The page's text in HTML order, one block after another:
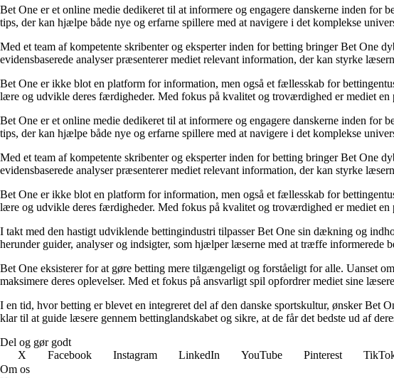
Bet One er et online medie dedikeret til at informere og engagere danskerne inden
tips, der kan hjælpe både nye og erfarne spillere med at navigere i det komplekse
Med et team af kompetente skribenter og eksperter inden for betting bringer Bet One
evidensbaserede analyser præsenterer mediet relevant information, der kan styrke
Bet One er ikke blot en platform for information, men også et fællesskab for
lære og udvikle deres færdigheder. Med fokus på kvalitet og troværdighed er mediet en
Bet One er et online medie dedikeret til at informere og engagere danskerne inden
tips, der kan hjælpe både nye og erfarne spillere med at navigere i det komplekse
Med et team af kompetente skribenter og eksperter inden for betting bringer Bet One
evidensbaserede analyser præsenterer mediet relevant information, der kan styrke
Bet One er ikke blot en platform for information, men også et fællesskab for
lære og udvikle deres færdigheder. Med fokus på kvalitet og troværdighed er mediet en
I takt med den hastigt udviklende bettingindustri tilpasser Bet One sin dækning og
herunder guider, analyser og indsigter, som hjælper læserne med at træffe informerede
Bet One eksisterer for at gøre betting mere tilgængeligt og forståeligt for alle. Uanset
maksimere deres oplevelser. Med et fokus på ansvarligt spil opfordrer mediet sine
I en tid, hvor betting er blevet en integreret del af den danske sportskultur, ønsker
klar til at guide læsere gennem bettinglandskabet og sikre, at de får det bedste ud af
Del og gør godt
X
Facebook Instagram LinkedIn YouTube Pinterest
Om os